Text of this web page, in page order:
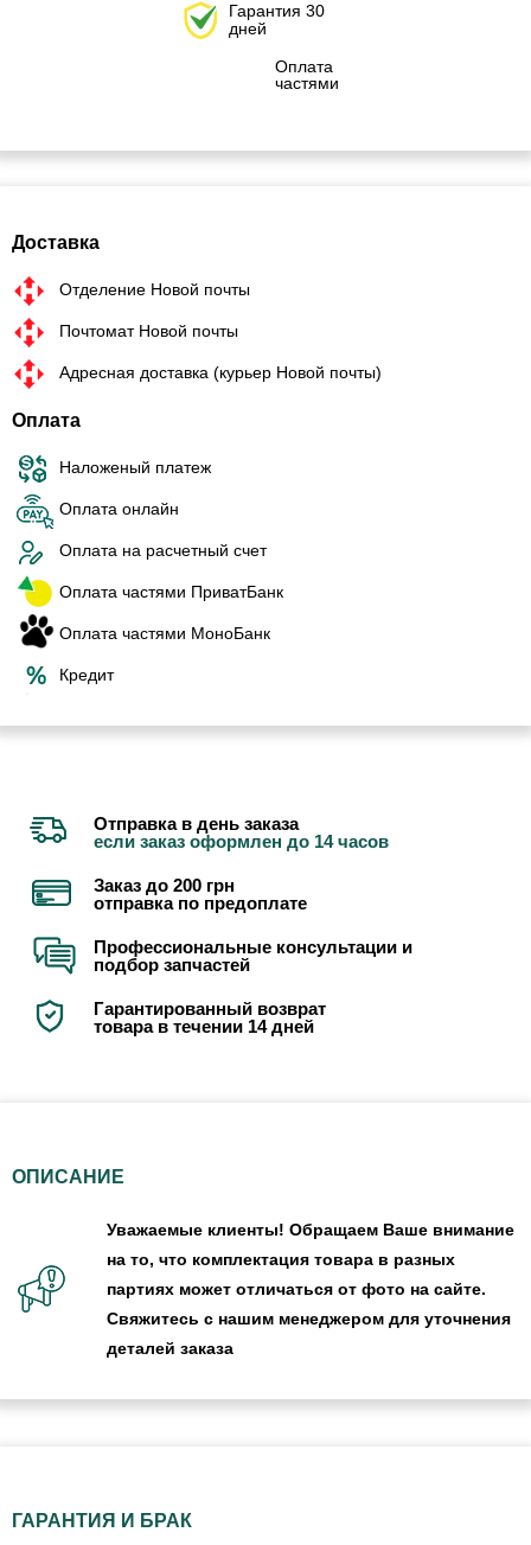
Гарантия 30
дней
Оплата
частями
Доставка
Отделение Новой почты
Почтомат Новой почты
Адресная доставка (курьер Новой почты)
Оплата
Наложеный платеж
Оплата онлайн
Оплата на расчетный счет
Оплата частями ПриватБанк
Оплата частями МоноБанк
Кредит
Отправка в день заказа
если заказ оформлен до 14 часов
Заказ до 200 грн
отправка по предоплате
Профессиональные консультации и
подбор запчастей
Гарантированный возврат
товара в течении 14 дней
ОПИСАНИЕ
Уважаемые клиенты! Обращаем Ваше внимание
на то, что комплектация товара в разных
партиях может отличаться от фото на сайте.
Свяжитесь с нашим менеджером для уточнения
деталей заказа
ГАРАНТИЯ И БРАК